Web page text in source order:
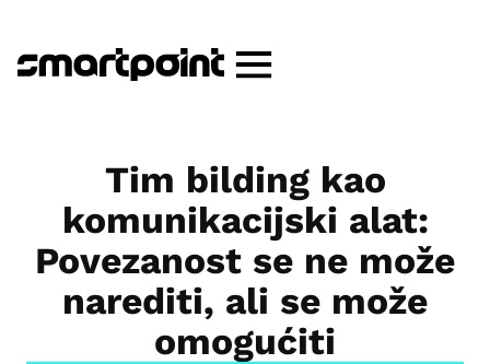
Tim bilding kao
komunikacijski alat:
Povezanost se ne može
narediti, ali se može
omogućiti